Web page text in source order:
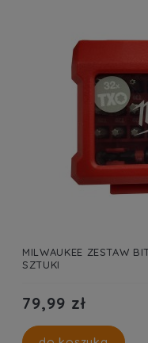
MILWAUKEE ZESTAW
SZTUKI
79,99 zł